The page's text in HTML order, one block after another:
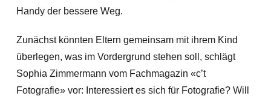
Handy der bessere Weg.
Zunächst könnten Eltern gemeinsam mit ihrem Kind
überlegen, was im Vordergrund stehen soll, schlägt
Sophia Zimmermann vom Fachmagazin «c’t
Fotografie» vor: Interessiert es sich für Fotografie? Will